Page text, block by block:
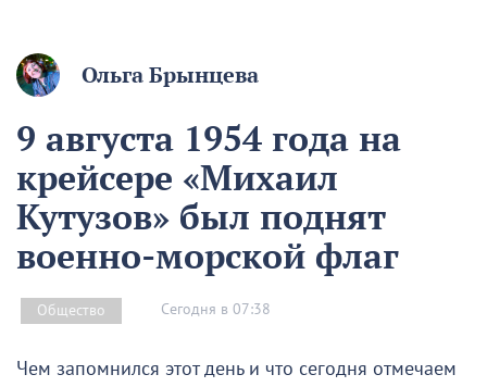
Ольга Брынцева
9 августа 1954 года на
крейсере «Михаил
Кутузов» был поднят
военно-морской флаг
Общество Сегодня в 07:38
Чем запомнился этот день и что сегодня отмечаем